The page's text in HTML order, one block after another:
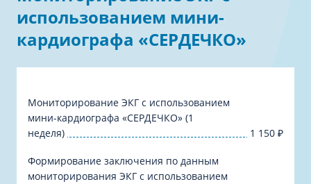
использованием мини-
кардиографа «СЕРДЕЧКО»
Мониторирование ЭКГ с использованием
мини-кардиографа «СЕРДЕЧКО» (1
неделя)
1 150 ₽
Формирование заключения по данным
мониторирования ЭКГ с использованием